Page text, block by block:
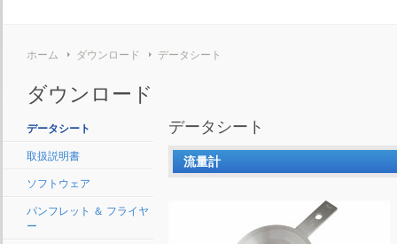
ホーム ダウンロード データシート
ダウンロード
データシート
取扱説明書
ソフトウェア
パンフレット ＆ フライヤ
ー
データシート
流量計